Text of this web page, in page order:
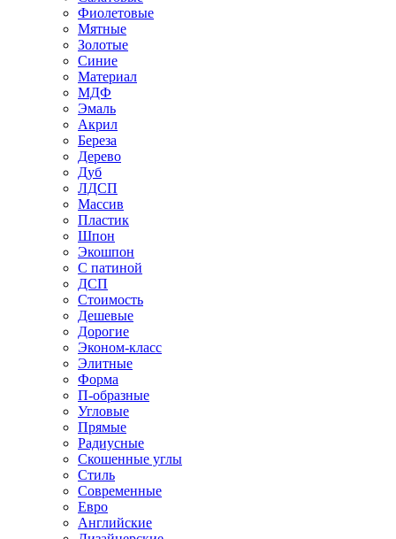
Фиолетовые
Мятные
Золотые
Синие
Материал
МДФ
Эмаль
Акрил
Береза
Дерево
Дуб
ЛДСП
Массив
Пластик
Шпон
Экошпон
С патиной
ДСП
Стоимость
Дешевые
Дорогие
Эконом-класс
Элитные
Форма
П-образные
Угловые
Прямые
Радиусные
Скошенные углы
Стиль
Современные
Евро
Английские